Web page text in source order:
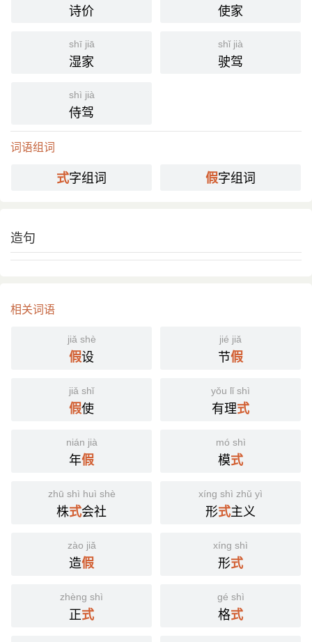
诗价 使家
shī jiā
湿家
shǐ jià
驶驾
shì jià
侍驾
词语组词
式字组词 假字组词
造句
相关词语
jiǎ shè
假设
jié jiǎ
节假
jiǎ shǐ
假使
yǒu lǐ shì
有理式
nián jià
年假
mó shì
模式
zhū shì huì shè
株式会社
xíng shì zhǔ yì
形式主义
zào jiǎ
造假
xíng shì
形式
zhèng shì
正式
gé shì
格式